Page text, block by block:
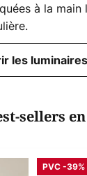
à la main
les
sellers
PVC -39%